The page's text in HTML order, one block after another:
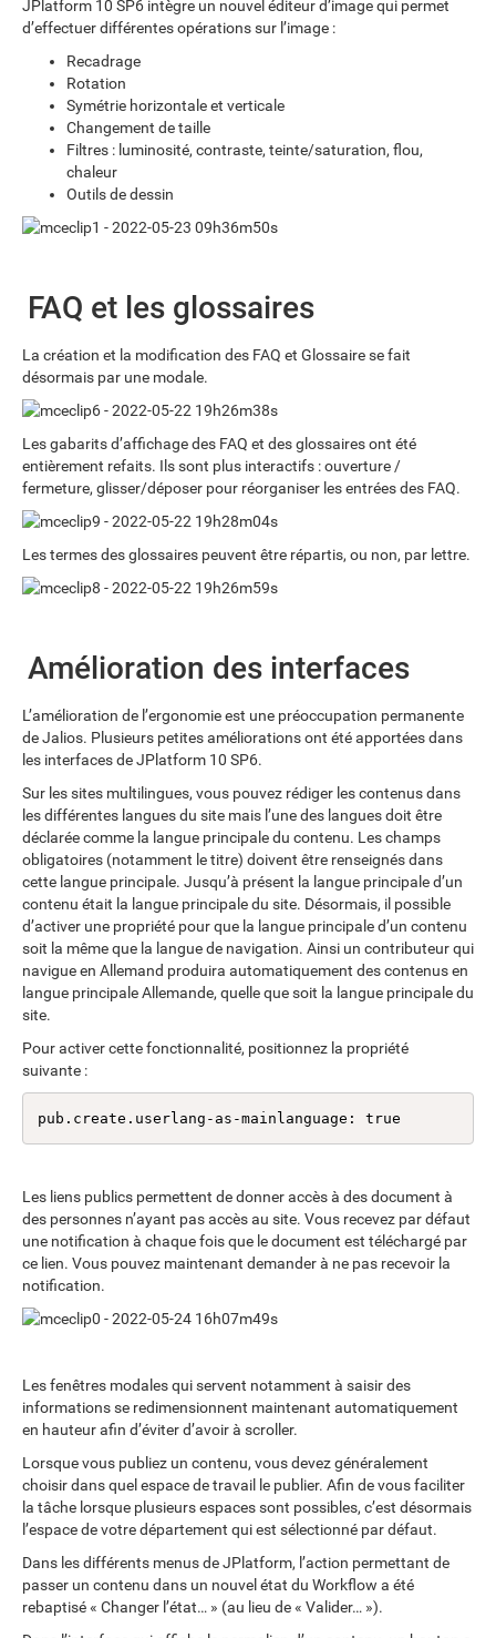
JPlatform 10 SP6 intègre un nouvel éditeur d’image qui permet
d’effectuer différentes opérations sur l’image :
Recadrage
Rotation
Symétrie horizontale et verticale
Changement de taille
Filtres : luminosité, contraste, teinte/saturation, flou,
chaleur
Outils de dessin
FAQ et les glossaires
La création et la modification des FAQ et Glossaire se fait
désormais par une modale.
Les gabarits d’affichage des FAQ et des glossaires ont été
entièrement refaits. Ils sont plus interactifs : ouverture /
fermeture, glisser/déposer pour réorganiser les entrées des FAQ.
Les termes des glossaires peuvent être répartis, ou non, par lettre.
Amélioration des interfaces
L’amélioration de l’ergonomie est une préoccupation permanente
de Jalios. Plusieurs petites améliorations ont été apportées dans
les interfaces de JPlatform 10 SP6.
Sur les sites multilingues, vous pouvez rédiger les contenus dans
les différentes langues du site mais l’une des langues doit être
déclarée comme la langue principale du contenu. Les champs
obligatoires (notamment le titre) doivent être renseignés dans
cette langue principale. Jusqu’à présent la langue principale d’un
contenu était la langue principale du site. Désormais, il possible
d’activer une propriété pour que la langue principale d’un contenu
soit la même que la langue de navigation. Ainsi un contributeur qui
navigue en Allemand produira automatiquement des contenus en
langue principale Allemande, quelle que soit la langue principale du
site.
Pour activer cette fonctionnalité, positionnez la propriété
suivante :
pub.create.userlang-as-mainlanguage: true
Les liens publics permettent de donner accès à des document à
des personnes n’ayant pas accès au site. Vous recevez par défaut
une notification à chaque fois que le document est téléchargé par
ce lien. Vous pouvez maintenant demander à ne pas recevoir la
notification.
Les fenêtres modales qui servent notamment à saisir des
informations se redimensionnent maintenant automatiquement
en hauteur afin d’éviter d’avoir à scroller.
Lorsque vous publiez un contenu, vous devez généralement
choisir dans quel espace de travail le publier. Afin de vous faciliter
la tâche lorsque plusieurs espaces sont possibles, c’est désormais
l’espace de votre département qui est sélectionné par défaut.
Dans les différents menus de JPlatform, l’action permettant de
passer un contenu dans un nouvel état du Workflow a été
rebaptisé « Changer l’état… » (au lieu de « Valider… »).